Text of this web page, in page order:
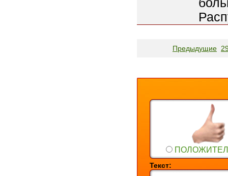
Предыдущие
Текст: